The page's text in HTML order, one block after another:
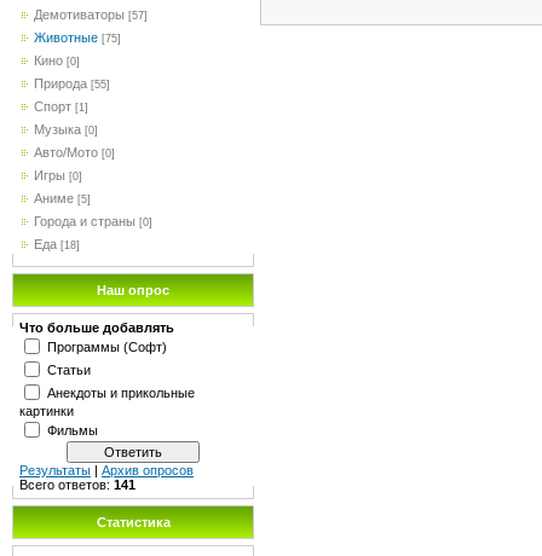
Демотиваторы [57]
Животные [75]
Кино [0]
Природа [55]
Спорт [1]
Музыка [0]
Авто/Мото [0]
Игры [0]
Аниме [5]
Города и страны [0]
Еда [18]
Наш опрос
Что больше добавлять
Программы (Софт)
Статьи
Анекдоты и прикольные
картинки
Фильмы
Результаты | Архив опросов
Всего ответов: 141
Статистика